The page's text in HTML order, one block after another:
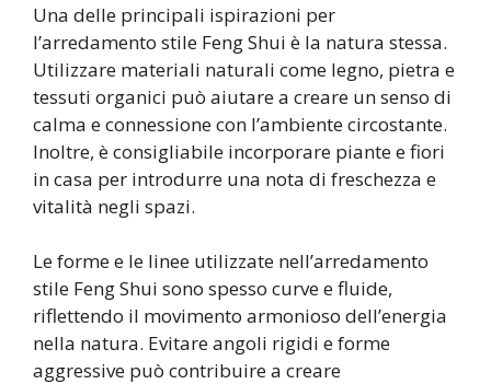
Una delle principali ispirazioni per
l’arredamento stile Feng Shui è la natura stessa.
Utilizzare materiali naturali come legno, pietra e
tessuti organici può aiutare a creare un senso di
calma e connessione con l’ambiente circostante.
Inoltre, è consigliabile incorporare piante e fiori
in casa per introdurre una nota di freschezza e
vitalità negli spazi.
Le forme e le linee utilizzate nell’arredamento
stile Feng Shui sono spesso curve e fluide,
riflettendo il movimento armonioso dell’energia
nella natura. Evitare angoli rigidi e forme
aggressive può contribuire a creare